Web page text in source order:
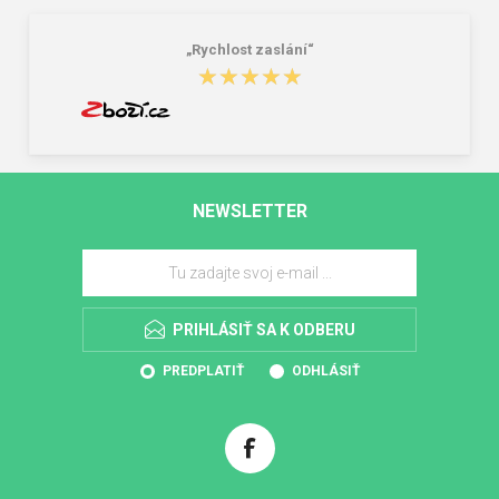
„Rychlost zaslání“
★★★★★
★★★★★
NEWSLETTER
PRIHLÁSIŤ SA K ODBERU
PREDPLATIŤ ODHLÁSIŤ